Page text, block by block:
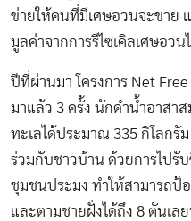
ข่ายให้คนที่มีเศษอวนจะขาย
มูลค่าจากการรีไซเคิลเศษอวน
ปีที่ผ่านมา โครงการ Net
มาแล้ว 3 ครั้ง นักดำน้ำอาสา
ทะเลได้ประมาณ 335 กิโลกรั
ร่วมกับชาวบ้าน ด้วยการไปรั
ชุมชนประมง ทำให้สามารถป้
และตามชายฝั่งได้ถึง 8 ตันเล